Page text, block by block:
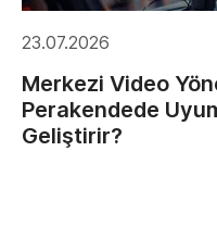
23.07.2026
Merkezi Video
Perakendede
Geliştirir?